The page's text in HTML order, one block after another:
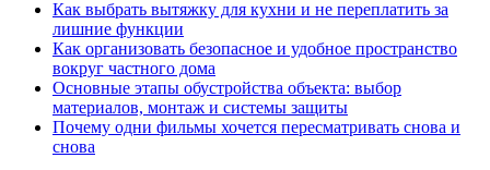
Как выбрать вытяжку для кухни и не переплатить за
лишние функции
Как организовать безопасное и удобное пространство
вокруг частного дома
Основные этапы обустройства объекта: выбор
материалов, монтаж и системы защиты
Почему одни фильмы хочется пересматривать снова и
снова